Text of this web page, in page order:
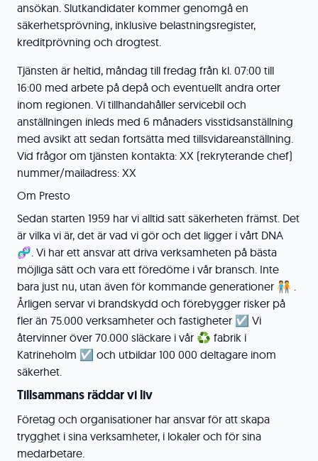
ansökan. Slutkandidater kommer genomgå en
säkerhetsprövning, inklusive belastningsregister,
kreditprövning och drogtest.
Tjänsten är heltid, måndag till fredag från kl. 07:00 till
16:00 med arbete på depå och eventuellt andra orter
inom regionen. Vi tillhandahåller servicebil och
anställningen inleds med 6 månaders visstidsanställning
med avsikt att sedan fortsätta med tillsvidareanställning.
Vid frågor om tjänsten kontakta: XX (rekryterande chef)
nummer/mailadress: XX
Om Presto
Sedan starten 1959 har vi alltid satt säkerheten främst. Det
är vilka vi är, det är vad vi gör och det ligger i vårt DNA
🧬. Vi har ett ansvar att driva verksamheten på bästa
möjliga sätt och vara ett föredöme i vår bransch. Inte
bara just nu, utan även för kommande generationer 🧑‍🤝‍🧑 .
Årligen servar vi brandskydd och förebygger risker på
fler än 75.000 verksamheter och fastigheter ☑️ Vi
återvinner över 70.000 släckare i vår ♻️ fabrik i
Katrineholm ☑️ och utbildar 100 000 deltagare inom
säkerhet.
Tillsammans räddar vi liv
Företag och organisationer har ansvar för att skapa
trygghet i sina verksamheter, i lokaler och för sina
medarbetare.